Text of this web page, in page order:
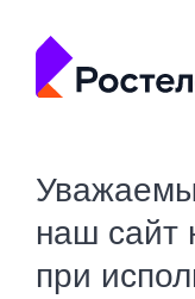
наш сайт
при